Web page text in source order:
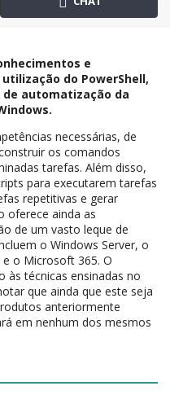
e
do PowerShell,
automatização da
necessárias, de
os comandos
tarefas. Além disso,
para executarem tarefas
repetitivas e gerar
oferece ainda as
de um vasto leque de
o Windows Server, o
o Microsoft 365. O
às técnicas ensinadas no
que ainda que este seja
anteriormente
em nenhum dos mesmos